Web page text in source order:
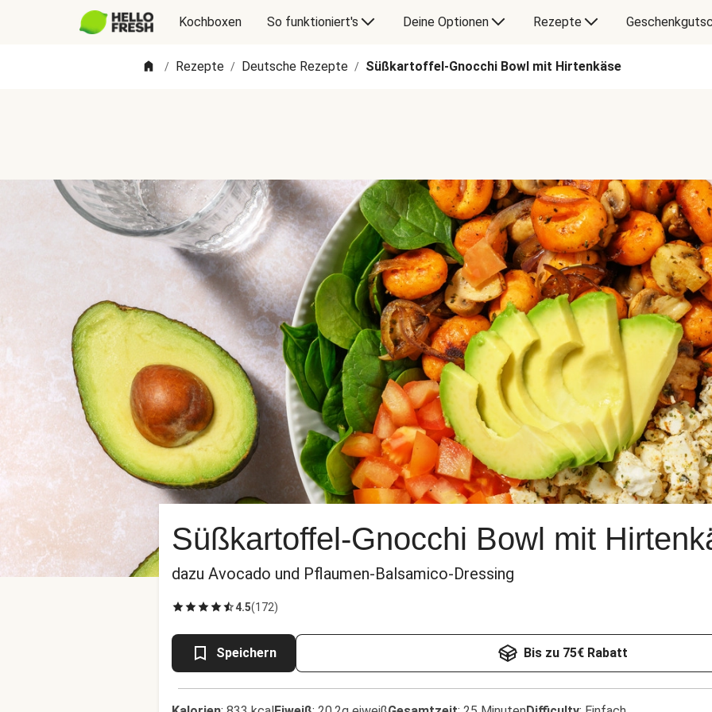
Kochboxen So funktioniert's Deine Optionen Rezepte
/ Rezepte / Deutsche Rezepte / Süßkartoffel-Gnocchi Bowl mit Hirtenkäse
Süßkartoffel-Gnocchi Bowl mit
dazu Avocado und Pflaumen-Balsamico-Dressing
4.5(172)
Speichern Bis zu 75€ Rabatt